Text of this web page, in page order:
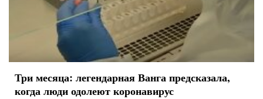
Три месяца: легендарная Ванга предсказала,
когда люди одолеют коронавирус